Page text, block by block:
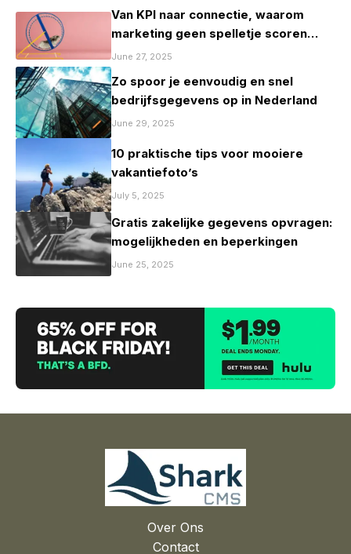
Van KPI naar connectie, waarom
marketing geen spelletje scoren
mag zijn
June 27, 2025
Zo spoor je eenvoudig en snel
bedrijfsgegevens op in Nederland
June 29, 2025
10 praktische tips voor mooiere
vakantiefoto’s
July 5, 2025
Gratis zakelijke gegevens opvragen:
mogelijkheden en beperkingen
June 25, 2025
Over Ons
Contact